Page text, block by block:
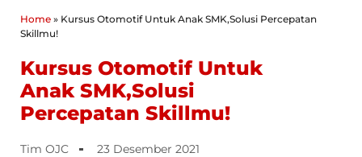
Home » Kursus Otomotif Untuk Anak SMK,Solusi Percepatan
Skillmu!
Kursus Otomotif Untuk
Anak SMK,Solusi
Percepatan Skillmu!
Tim OJC 23 Desember 2021